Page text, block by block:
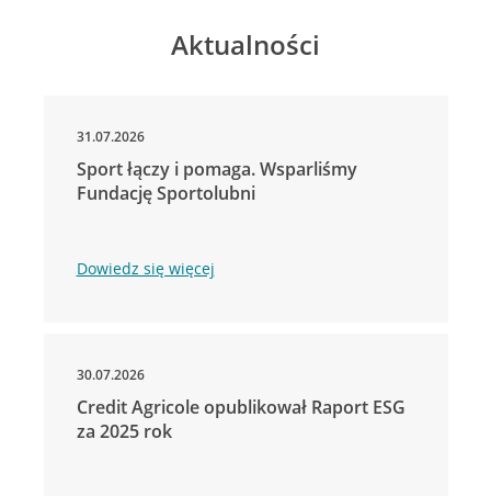
Aktualności
31.07.2026
Sport łączy i pomaga. Wsparliśmy
Fundację Sportolubni
Dowiedz się więcej
30.07.2026
Credit Agricole opublikował Raport ESG
za 2025 rok